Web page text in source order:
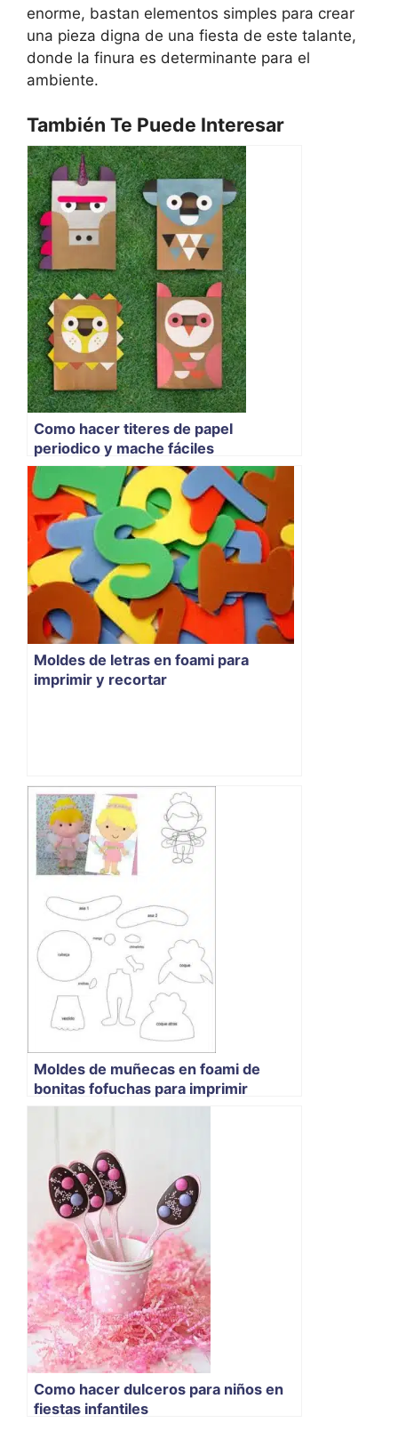
enorme, bastan elementos simples para crear
una pieza digna de una fiesta de este talante,
donde la finura es determinante para el
ambiente.
También Te Puede Interesar
Como hacer titeres de papel
periodico y mache fáciles
Moldes de letras en foami para
imprimir y recortar
Moldes de muñecas en foami de
bonitas fofuchas para imprimir
Como hacer dulceros para niños en
fiestas infantiles